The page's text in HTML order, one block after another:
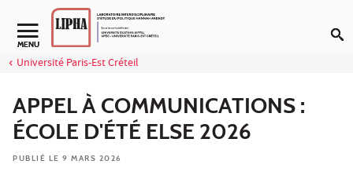
Aller au contenu
Navigation secondaire
MENU
Université Paris-Est Créteil
APPEL À COMMUNICATIONS :
ÉCOLE D'ÉTÉ ELSE 2026
PUBLIÉ LE 9 MARS 2026